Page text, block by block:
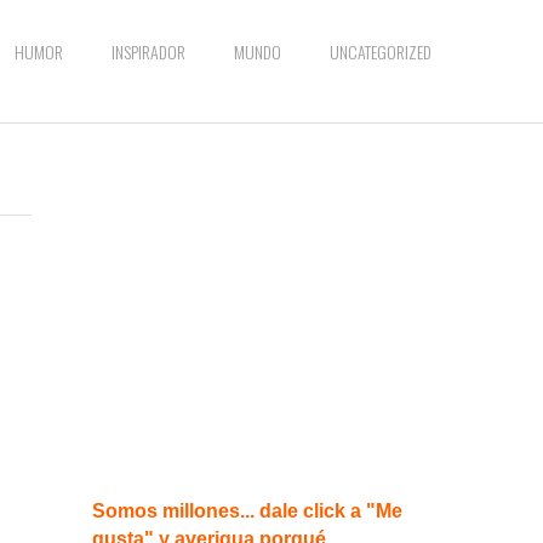
HUMOR INSPIRADOR MUNDO UNCATEGORIZED
Somos millones... dale click a "Me
gusta" y averigua porqué